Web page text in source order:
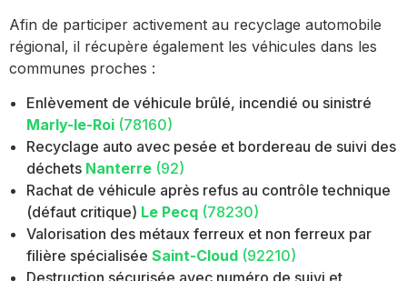
Afin de participer activement au recyclage automobile
régional, il récupère également les véhicules dans les
communes proches :
Enlèvement de véhicule brûlé, incendié ou sinistré
Marly-le-Roi (78160)
Recyclage auto avec pesée et bordereau de suivi des
déchets Nanterre (92)
Rachat de véhicule après refus au contrôle technique
(défaut critique) Le Pecq (78230)
Valorisation des métaux ferreux et non ferreux par
filière spécialisée Saint-Cloud (92210)
Destruction sécurisée avec numéro de suivi et